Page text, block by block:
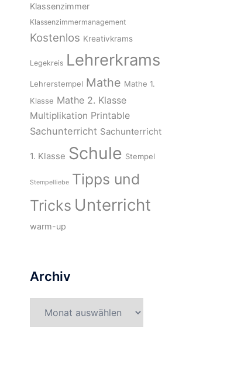
Klassenzimmer
Klassenzimmermanagement
Kostenlos Kreativkrams
Legekreis Lehrerkrams
Lehrerstempel Mathe Mathe 1.
Klasse Mathe 2. Klasse
Multiplikation Printable
Sachunterricht Sachunterricht
1. Klasse Schule Stempel
Stempelliebe Tipps und
Tricks Unterricht
warm-up
Archiv